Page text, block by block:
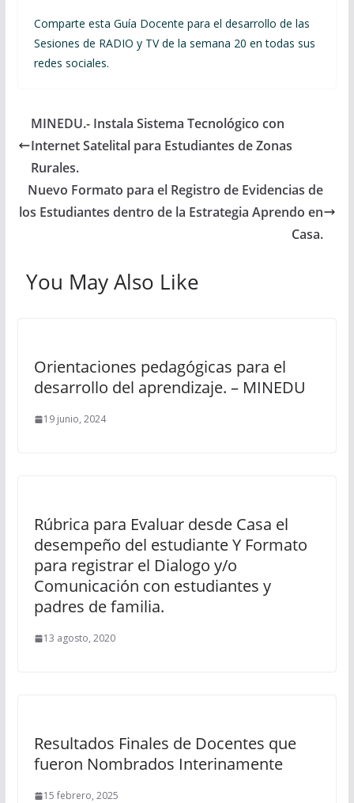
Comparte esta Guía Docente para el desarrollo de las
Sesiones de RADIO y TV de la semana 20 en todas sus
redes sociales.
MINEDU.- Instala Sistema Tecnológico con
Internet Satelital para Estudiantes de Zonas
Rurales.
Nuevo Formato para el Registro de Evidencias de
los Estudiantes dentro de la Estrategia Aprendo en
Casa.
You May Also Like
Orientaciones pedagógicas para el
desarrollo del aprendizaje. – MINEDU
19 junio, 2024
Rúbrica para Evaluar desde Casa el
desempeño del estudiante Y Formato
para registrar el Dialogo y/o
Comunicación con estudiantes y
padres de familia.
13 agosto, 2020
Resultados Finales de Docentes que
fueron Nombrados Interinamente
15 febrero, 2025